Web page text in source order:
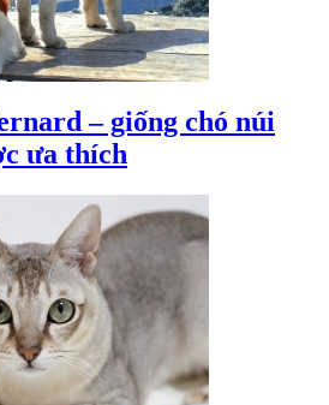
– giống chó núi
ưa thích